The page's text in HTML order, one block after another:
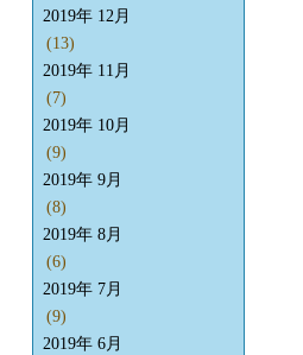
2019年 12月
(13)
2019年 11月
(7)
2019年 10月
(9)
2019年 9月
(8)
2019年 8月
(6)
2019年 7月
(9)
2019年 6月